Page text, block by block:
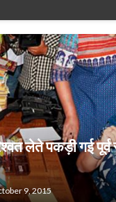
लेते पकड़ी गई पूर्व
9, 2015